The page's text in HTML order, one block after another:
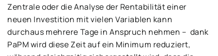
Zentrale oder die Analyse der Rentabilität einer
neuen Investition mit vielen Variablen kann
durchaus mehrere Tage in Anspruch nehmen – dank
PaPM wird diese Zeit auf ein Minimum reduziert,